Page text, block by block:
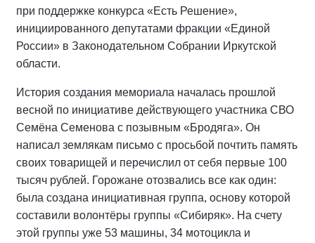
при поддержке конкурса «Есть Решение»,
инициированного депутатами фракции «Единой
России» в Законодательном Собрании Иркутской
области.
История создания мемориала началась прошлой
весной по инициативе действующего участника СВО
Семёна Семенова с позывным «Бродяга». Он
написал землякам письмо с просьбой почтить память
своих товарищей и перечислил от себя первые 100
тысяч рублей. Горожане отозвались все как один:
была создана инициативная группа, основу которой
составили волонтёры группы «Сибиряк». На счету
этой группы уже 53 машины, 34 мотоцикла и